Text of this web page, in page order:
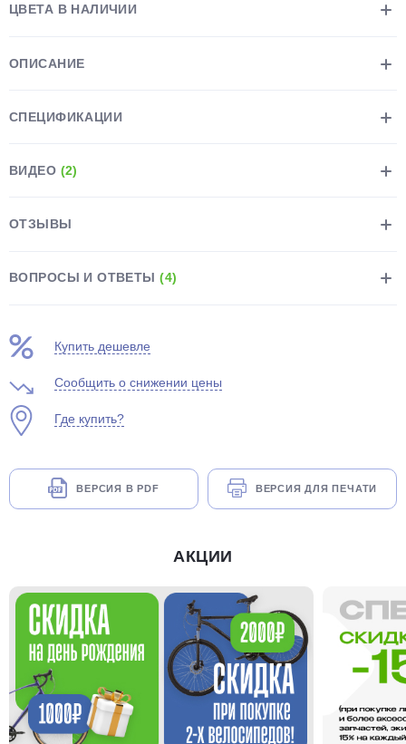
ЦВЕТА В НАЛИЧИИ
ОПИСАНИЕ
СПЕЦИФИКАЦИИ
ВИДЕО (2)
ОТЗЫВЫ
ВОПРОСЫ И ОТВЕТЫ(4)
Купить дешевле
Сообщить о снижении цены
Где купить?
ВЕРСИЯ В PDF ВЕРСИЯ ДЛЯ ПЕЧАТИ
АКЦИИ